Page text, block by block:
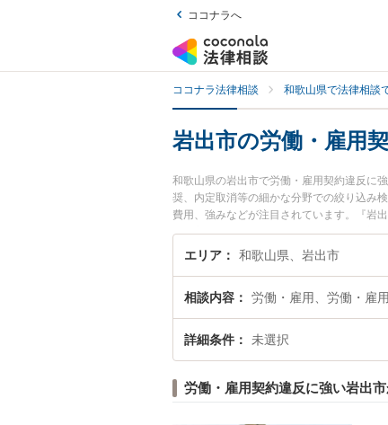
ココナラへ
ココナラ法律相談 和歌山県で法律相談
岩出市の労働・雇用
和歌山県の岩出市で労働・雇用契約違反に
奨、内定取消等の細かな分野での絞り込み
費用、強みなどが注目されています。『岩
績豊富な近くの弁護士を検索したい』『初
エリア 和歌山県、岩出市
相談内容 労働・雇用、労働・雇
詳細条件 未選択
労働・雇用契約違反に強い岩出